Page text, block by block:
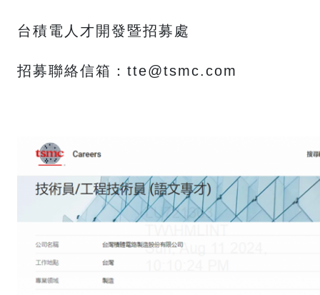
台積電人才開發暨招募處
招募聯絡信箱：tte@tsmc.com